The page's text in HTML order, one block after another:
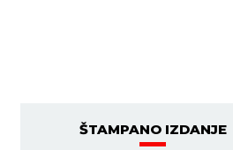
ŠTAMPANO IZDANJE